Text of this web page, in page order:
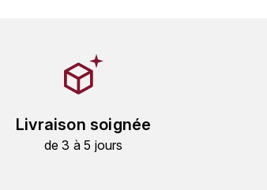
Livraison soignée
de 3 à 5 jours